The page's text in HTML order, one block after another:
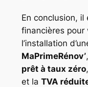
En conclusion,
financières pour
l’installation
MaPrimeRénov’
prêt à taux zéro
et la TVA